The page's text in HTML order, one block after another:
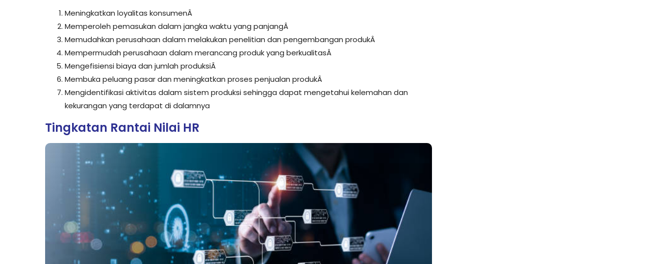
Meningkatkan loyalitas konsumenÂ
Memperoleh pemasukan dalam jangka waktu yang panjangÂ
Memudahkan perusahaan dalam melakukan penelitian dan pengembangan produkÂ
Mempermudah perusahaan dalam merancang produk yang berkualitasÂ
Mengefisiensi biaya dan jumlah produksiÂ
Membuka peluang pasar dan meningkatkan proses penjualan produkÂ
Mengidentifikasi aktivitas dalam sistem produksi sehingga dapat mengetahui kelemahan dan
kekurangan yang terdapat di dalamnya
Tingkatan Rantai Nilai HR